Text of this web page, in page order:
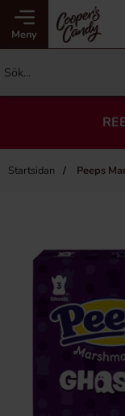
Meny
Startsidan Peeps